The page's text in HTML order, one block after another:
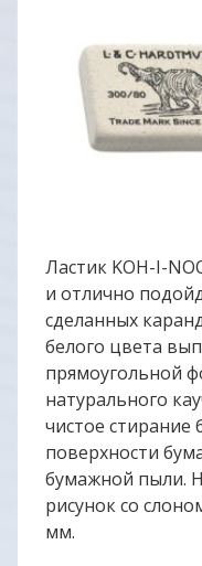
Ластик KOH-I-
и отлично
сделанных
белого цвета
прямоугольной
натурального
чистое стирание
поверхности
бумажной пыли.
рисунок со
мм.